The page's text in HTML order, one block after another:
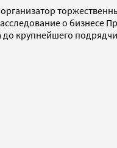
о бизнесе
до крупнейшего